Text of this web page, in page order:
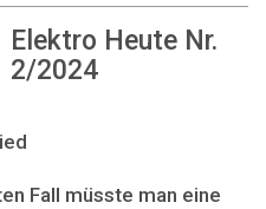
Elektro Heute Nr.
2/2024
Fall müsste man eine